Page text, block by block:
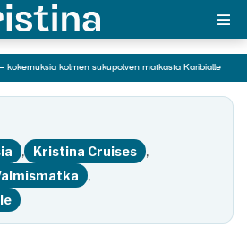
MAJAKKA-portaali
Suosikit
matkasta
tekstiin
kokemuksia kolmen sukupolven matkasta Karibialle
, Kristina Cruises
,
,